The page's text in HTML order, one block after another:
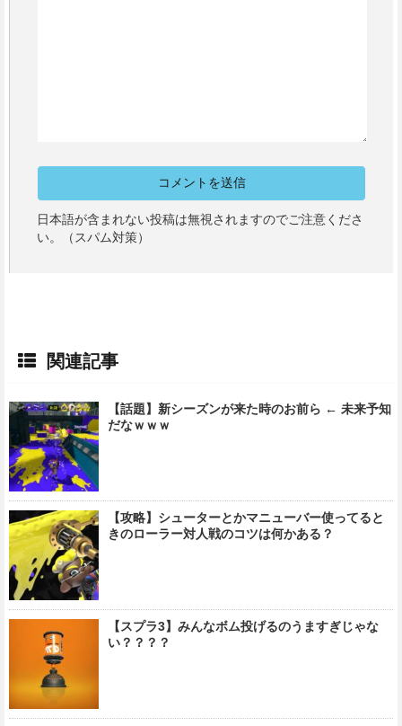
日本語が含まれない投稿は無視されますのでご注意くださ
い。（スパム対策）
関連記事
【話題】新シーズンが来た時のお前ら ← 未来予知
だなｗｗｗ
【攻略】シューターとかマニューバー使ってると
きのローラー対人戦のコツは何かある？
【スプラ3】みんなボム投げるのうますぎじゃな
い？？？？